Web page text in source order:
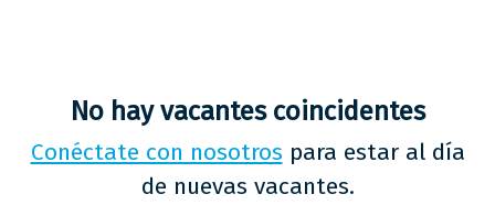
No hay vacantes coincidentes
Conéctate con nosotros para estar al día
de nuevas vacantes.